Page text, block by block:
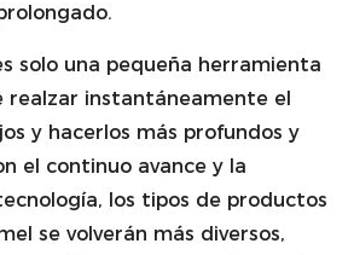
solo una pequeña herramienta
realzar instantáneamente el
y hacerlos más profundos y
el continuo avance y la
los tipos de productos
se volverán más diversos,